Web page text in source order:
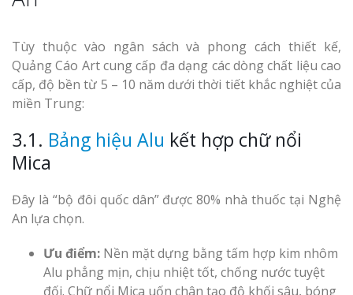
Tùy thuộc vào ngân sách và phong cách thiết kế,
Quảng Cáo Art cung cấp đa dạng các dòng chất liệu cao
cấp, độ bền từ 5 – 10 năm dưới thời tiết khắc nghiệt của
miền Trung:
3.1. Bảng hiệu Alu kết hợp chữ nổi
Mica
Đây là “bộ đôi quốc dân” được 80% nhà thuốc tại Nghệ
An lựa chọn.
Ưu điểm: Nền mặt dựng bằng tấm hợp kim nhôm
Alu phẳng mịn, chịu nhiệt tốt, chống nước tuyệt
đối. Chữ nổi Mica uốn chân tạo độ khối sâu, bóng